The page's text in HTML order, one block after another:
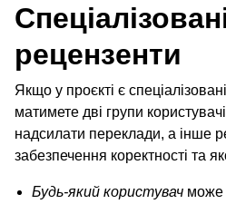
рецензенти
Якщо у проєкті є
матимете дві групи
надсилати переклади, а інше
забезпечення коректності та
Будь-який користувач може